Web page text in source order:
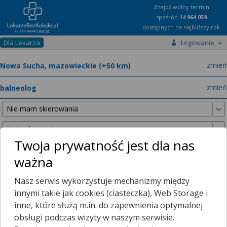
Znajdź wolny termin
spośród 14 964 059
dostępnych na najbliższy rok
Dla Lekarza Logowanie
zmień
zmień
Nie znaleźliśmy żadnych lekarzy w promieniu25 km , dlatego
zwiększyliśmy promień wyszukiwania do
50 km
Twoja prywatność jest dla nas
ważna
Nasz serwis wykorzystuje mechanizmy między
innymi takie jak cookies (ciasteczka), Web Storage i
inne, które służą m.in. do zapewnienia optymalnej
obsługi podczas wizyty w naszym serwisie.